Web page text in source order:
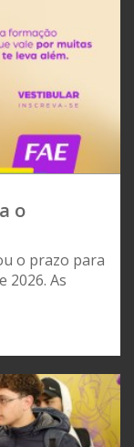
o
o prazo para
2026. As